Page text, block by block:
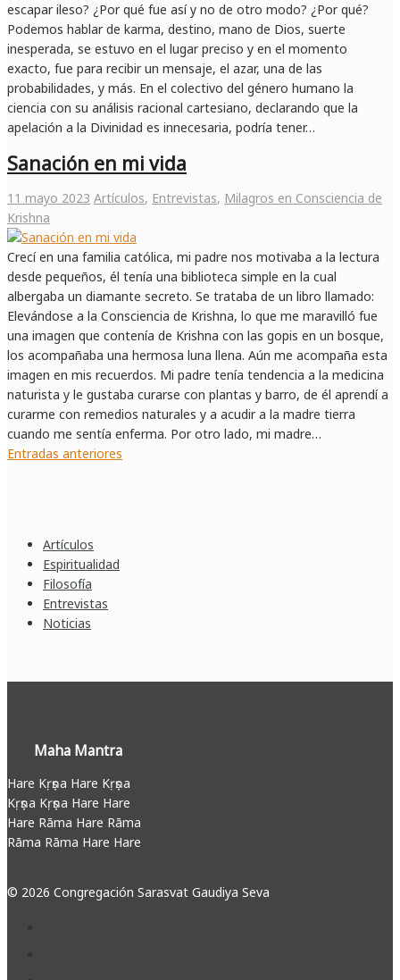
escapar ileso? ¿Por qué fue así y no de otro modo? ¿Por qué?
Podemos hablar de karma, destino, mano de Dios, suerte
inesperada, se estuvo en el lugar preciso y en el momento
exacto, fue para recibir un mensaje, el azar, una de las
probabilidades, y más. En el colectivo del género humano la
ciencia con su análisis racional cartesiano, declarando que la
apelación a la Divinidad es innecesaria, podría tener…
Sanación en mi vida
11 mayo 2023 Artículos, Entrevistas, Milagros en Consciencia de
Krishna
Crecí en una familia católica, mi padre nos motivaba a la lectura
desde pequeños, él tenía una biblioteca simple en la cual
albergaba un diamante secreto. Se trataba de un libro llamado:
Elevándose a la Consciencia de Krishna, lo que me maravilló fue
una imagen que contenía de Krishna con las gopis en un bosque,
los acompañaba una hermosa luna llena. Aún me acompaña esta
imagen en mis recuerdos. Mi padre tenía tendencia a la medicina
naturista y le gustaba curarse con plantas y barro, de él aprendí a
curarme con remedios naturales y a acudir a la madre tierra
cuando me sentía enferma. Por otro lado, mi madre…
Navegación
Entradas anteriores
Artículos
Espiritualidad
Filosofía
Entrevistas
Noticias
Maha Mantra
Hare Kṛṣṇa Hare Kṛṣṇa
Kṛṣṇa Kṛṣṇa Hare Hare
Hare Rāma Hare Rāma
Rāma Rāma Hare Hare
© 2026 Congregación Sarasvat Gaudiya Seva